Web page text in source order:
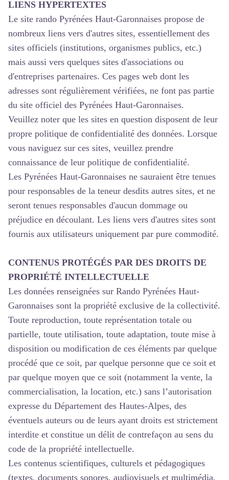
LIENS HYPERTEXTES
Le site rando Pyrénées Haut-Garonnaises propose de
nombreux liens vers d'autres sites, essentiellement des
sites officiels (institutions, organismes publics, etc.)
mais aussi vers quelques sites d'associations ou
d'entreprises partenaires. Ces pages web dont les
adresses sont régulièrement vérifiées, ne font pas partie
du site officiel des Pyrénées Haut-Garonnaises.
Veuillez noter que les sites en question disposent de leur
propre politique de confidentialité des données. Lorsque
vous naviguez sur ces sites, veuillez prendre
connaissance de leur politique de confidentialité.
Les Pyrénées Haut-Garonnaises ne sauraient être tenues
pour responsables de la teneur desdits autres sites, et ne
seront tenues responsables d'aucun dommage ou
préjudice en découlant. Les liens vers d'autres sites sont
fournis aux utilisateurs uniquement par pure commodité.
CONTENUS PROTÉGÉS PAR DES DROITS DE
PROPRIÉTÉ INTELLECTUELLE
Les données renseignées sur Rando Pyrénées Haut-
Garonnaises sont la propriété exclusive de la collectivité.
Toute reproduction, toute représentation totale ou
partielle, toute utilisation, toute adaptation, toute mise à
disposition ou modification de ces éléments par quelque
procédé que ce soit, par quelque personne que ce soit et
par quelque moyen que ce soit (notamment la vente, la
commercialisation, la location, etc.) sans l’autorisation
expresse du Département des Hautes-Alpes, des
éventuels auteurs ou de leurs ayant droits est strictement
interdite et constitue un délit de contrefaçon au sens du
code de la propriété intellectuelle.
Les contenus scientifiques, culturels et pédagogiques
(textes, documents sonores, audiovisuels et multimédia,